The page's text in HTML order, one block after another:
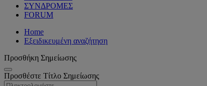
ΣΥΝΔΡΟΜΕΣ
FORUM
Home
Εξειδικευμένη αναζήτηση
Προσθήκη Σημείωσης
Προσθέστε Τίτλο Σημείωσης